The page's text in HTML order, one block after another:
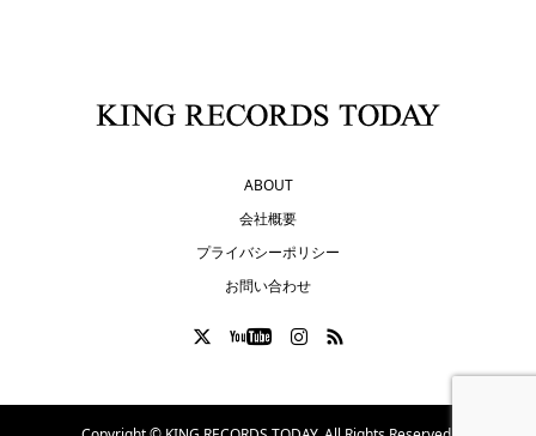
ABOUT
会社概要
プライバシーポリシー
お問い合わせ